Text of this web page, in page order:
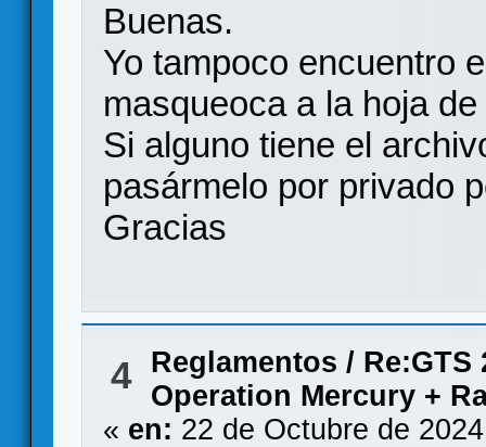
Buenas.
Yo tampoco encuentro
masqueoca a la hoja
Si alguno tiene el
pasármelo por privado
Gracias
4 Reglamentos / Re:GTS
Operation Mercury +
« en: 22 de Octubre de